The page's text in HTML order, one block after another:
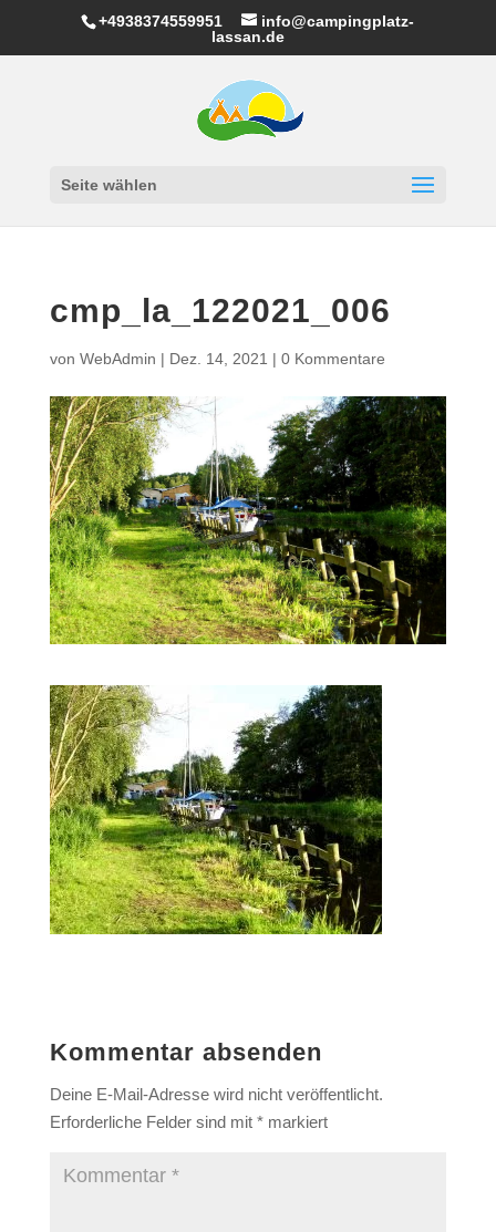
+4938374559951
info@campingplatz-
lassan.de
Seite wählen
cmp_la_122021_006
von WebAdmin | Dez. 14, 2021 | 0 Kommentare
Kommentar absenden
Deine E-Mail-Adresse wird nicht veröffentlicht.
Erforderliche Felder sind mit *markiert